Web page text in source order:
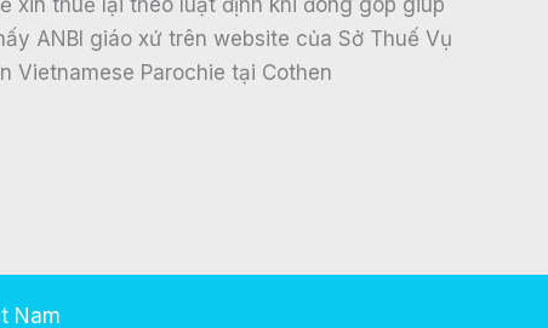
ANBI giáo xứ trên website của Sở Thuế Vụ
Vietnamese Parochie tại Cothen
Nam